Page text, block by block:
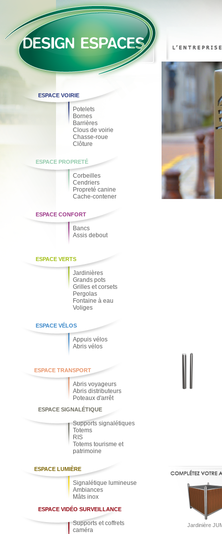
ESPACE VOIRIE
Potelets
Bornes
Barrières
Clous de voirie
Chasse-roue
Clôture
ESPACE PROPRETÉ
Corbeilles
Cendriers
Propreté canine
Cache-contener
ESPACE CONFORT
Bancs
Assis debout
ESPACE VERTS
Jardinières
Grands pots
Grilles et corsets
Pergolas
Fontaine à eau
Voliges
ESPACE VÉLOS
Appuis vélos
Abris vélos
ESPACE TRANSPORT
Abris voyageurs
Abris distributeurs
Poteaux d'arrêt
ESPACE SIGNALÉTIQUE
Supports signalétiques
Totems
RIS
Totems tourisme et
patrimoine
ESPACE LUMIÈRE
Signalétique lumineuse
Ambiances
Mâts inox
ESPACE VIDÉO SURVEILLANCE
Supports et coffrets
caméra
Jardinière